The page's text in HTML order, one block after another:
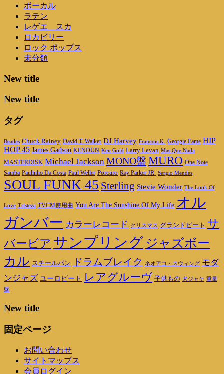
ボーカル
ラテン
レゲエ スカ
ロカビリー
ロック ポップス
未分類
New title
New title
タグ
Beatles Chuck Rainey David T. Walker DJ Harvey Francois K. Georgie Fame HIP
HOP 45 James Gadson KENDUN Ken Gold Larry Levan Mas Que Nada
MASTERDISK Michael Jackson MONO盤 MURO One Note
Samba Paulinho Da Costa Paul Weller Porcaro Ray Parker JR. Sergio Mendes
SOUL FUNK 45 Sterling Stevie Wonder The Look Of
Love Tristeza TVCM使用曲 You Are The Sunshine Of My Life オル
ガンバー カラーレコード クリスマス グランドビート サ
バービア サンプリング ジャズボー
カル スチールパン ドラムブレイク ネオアコ・スウィング モダ
ンジャズ ユーロビート レアグルーヴ 子供もの 犬ジャケ 重量
盤
New title
固定ページ
お問い合わせ
サイトマップス
会員ログイン